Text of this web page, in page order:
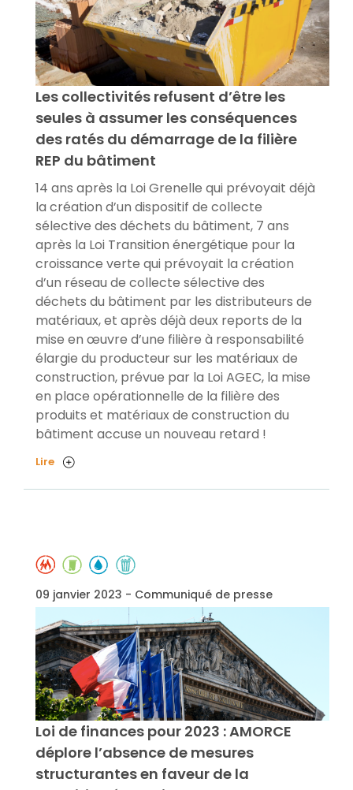
Les collectivités refusent d’être les
seules à assumer les conséquences
des ratés du démarrage de la filière
REP du bâtiment
14 ans après la Loi Grenelle qui prévoyait déjà
la création d’un dispositif de collecte
sélective des déchets du bâtiment, 7 ans
après la Loi Transition énergétique pour la
croissance verte qui prévoyait la création
d’un réseau de collecte sélective des
déchets du bâtiment par les distributeurs de
matériaux, et après déjà deux reports de la
mise en œuvre d’une filière à responsabilité
élargie du producteur sur les matériaux de
construction, prévue par la Loi AGEC, la mise
en place opérationnelle de la filière des
produits et matériaux de construction du
bâtiment accuse un nouveau retard !
Lire
09 janvier 2023 - Communiqué de presse
Loi de finances pour 2023 : AMORCE
déplore l’absence de mesures
structurantes en faveur de la